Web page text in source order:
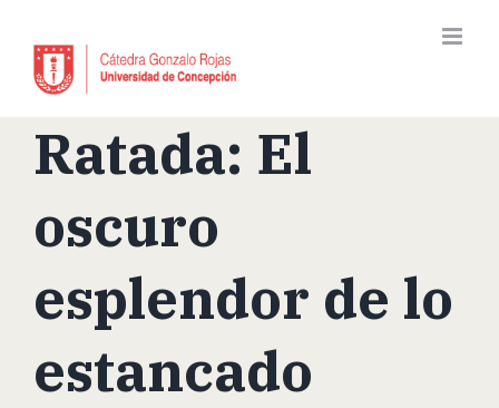
content
Ratada: El
oscuro
esplendor de lo
estancado